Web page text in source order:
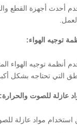
أحدث أجهزة القطع
توجيه الهواء:
أنظمة توجيه الهواء
التي تحتاجه بشكل
عازلة للصوت والحرارة:
استخدام مواد عازلة